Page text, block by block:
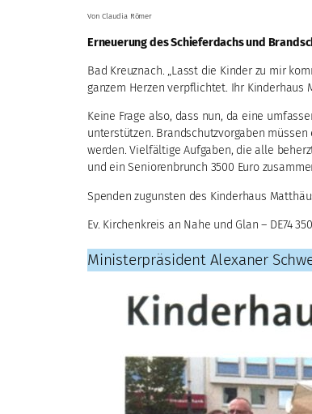
Von Claudia Römer
Erneuerung des Schieferdachs und
Bad Kreuznach. „Lasst die Kinder zu mir
ganzem Herzen verpflichtet. Ihr Kinderhaus
Keine Frage also, dass nun, da eine
unterstützen. Brandschutzvorgaben
werden. Vielfältige Aufgaben, die alle
und ein Seniorenbrunch 3500 Euro
Spenden zugunsten des Kinderhaus
Ev. Kirchenkreis an Nahe und Glan – DE74
Ministerpräsident Alexaner